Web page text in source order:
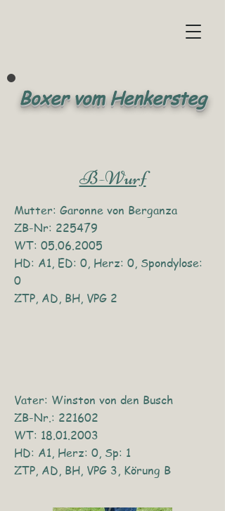
Boxer vom Henkersteg
B-Wurf
Mutter: Garonne von Berganza
ZB-Nr: 225479
WT: 05.06.2005
HD: A1, ED: 0, Herz: 0, Spondylose:
0
ZTP, AD, BH, VPG 2
Vater: Winston von den Busch
ZB-Nr.: 221602
WT: 18.01.2003
HD: A1, Herz: 0, Sp: 1
ZTP, AD, BH, VPG 3, Körung B